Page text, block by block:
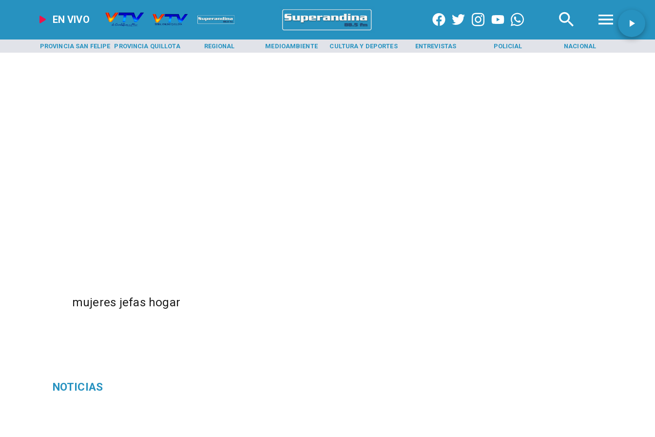
EN VIVO
PROVINCIA SAN FELIPE PROVINCIA QUILLOTA REGIONAL MEDIOAMBIENTE CULTURA Y DEPORTES ENTREVISTAS POLICIAL NACIONAL
mujeres jefas hogar
NOTICIAS